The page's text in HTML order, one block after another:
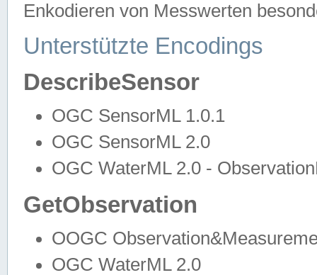
Enkodieren von Messwerten
Unterstützte Encodings
DescribeSensor
OGC SensorML 1.0.1
OGC SensorML 2.0
OGC WaterML 2.0 -
GetObservation
OOGC
OGC WaterML 2.0